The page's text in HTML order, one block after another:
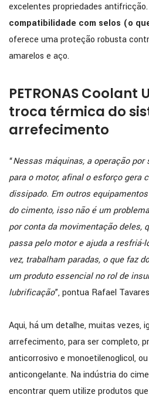
excelentes propriedades
compatibilidade com selos (o
oferece uma proteção robusta
amarelos e aço.
PETRONAS
troca térmica do
arrefecimento
“Nessas máquinas, a operação
para o motor, afinal o esforço gera
dissipado. Em outros
do cimento, isso não é um
por conta da movimentação deles,
passa pelo motor e ajuda a resfriá-
vez, trabalham paradas, o que faz
um produto essencial no rol de
lubrificação”, pontua Rafael
Aqui, há um detalhe, muitas vezes,
arrefecimento, para ser completo,
anticorrosivo e monoetilenoglicol,
anticongelante. Na indústria do
encontrar quem utilize produtos